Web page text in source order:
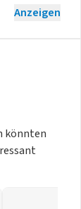
Anzeigen
könnten